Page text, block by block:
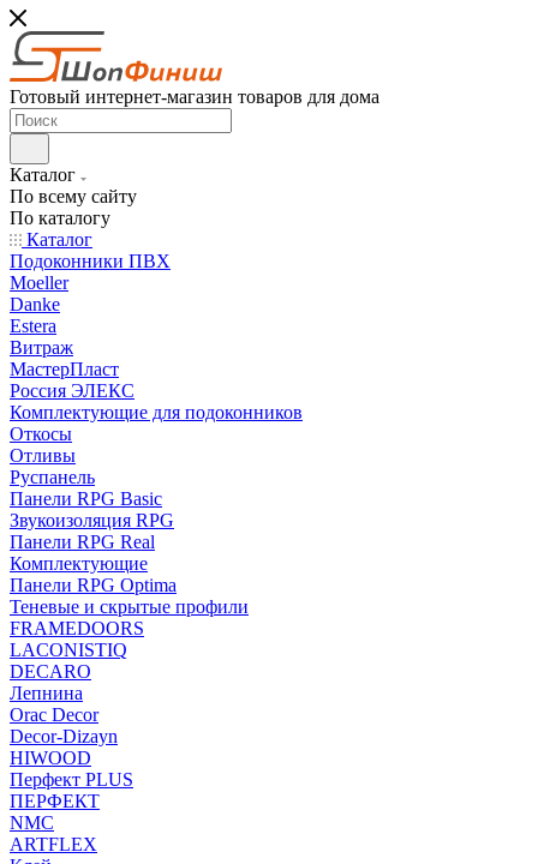
Готовый интернет-магазин товаров для дома
Каталог
По всему сайту
По каталогу
Каталог
Подоконники ПВХ
Moeller
Danke
Estera
Витраж
МастерПласт
Россия ЭЛЕКС
Комплектующие для подоконников
Откосы
Отливы
Руспанель
Панели RPG Basic
Звукоизоляция RPG
Панели RPG Real
Комплектующие
Панели RPG Optima
Теневые и скрытые профили
FRAMEDOORS
LACONISTIQ
DECARO
Лепнина
Orac Decor
Decor-Dizayn
HIWOOD
Перфект PLUS
ПЕРФЕКТ
NMC
ARTFLEX